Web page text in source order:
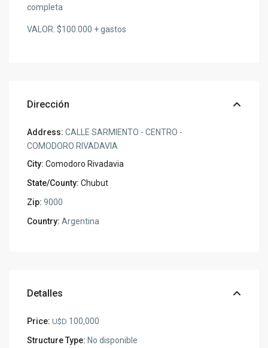
completa
VALOR: $100.000 + gastos
Dirección
Address: CALLE SARMIENTO - CENTRO -
COMODORO RIVADAVIA
City: Comodoro Rivadavia
State/County: Chubut
Zip: 9000
Country: Argentina
Detalles
Price: U$D 100,000
Structure Type: No disponible